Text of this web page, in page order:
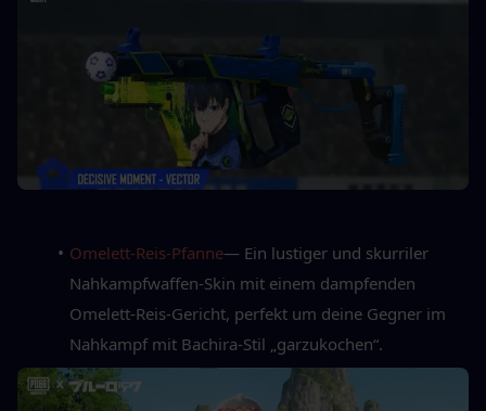
Omelett-Reis-Pfanne— Ein lustiger und skurriler
Nahkampfwaffen-Skin mit einem dampfenden
Omelett-Reis-Gericht, perfekt um deine Gegner im
Nahkampf mit Bachira-Stil „garzukochen“.